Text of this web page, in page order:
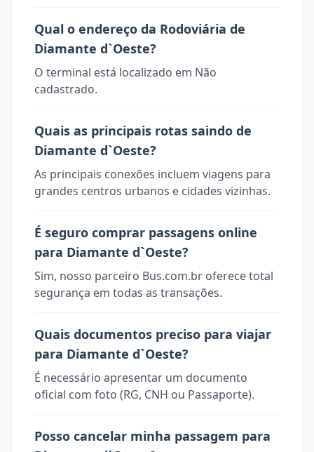
Qual o endereço da Rodoviária de
Diamante d`Oeste?
O terminal está localizado em Não
cadastrado.
Quais as principais rotas saindo de
Diamante d`Oeste?
As principais conexões incluem viagens para
grandes centros urbanos e cidades vizinhas.
É seguro comprar passagens online
para Diamante d`Oeste?
Sim, nosso parceiro Bus.com.br oferece total
segurança em todas as transações.
Quais documentos preciso para viajar
para Diamante d`Oeste?
É necessário apresentar um documento
oficial com foto (RG, CNH ou Passaporte).
Posso cancelar minha passagem para